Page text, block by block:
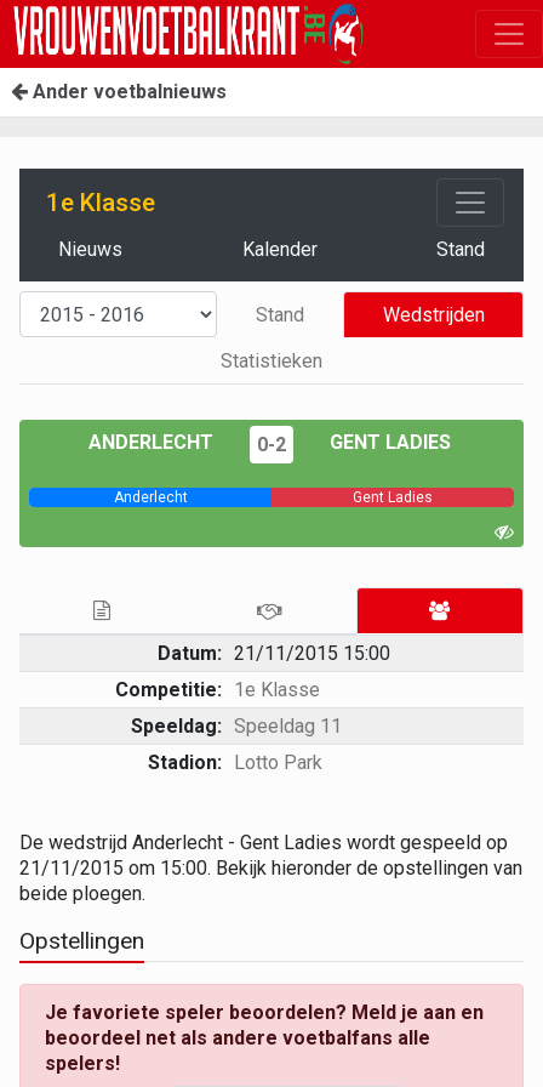
Ander voetbalnieuws
1e Klasse
Nieuws Kalender Stand
Stand
Wedstrijden
Statistieken
ANDERLECHT 0-2 GENT LADIES
Anderlecht Gent Ladies
Datum: 21/11/2015 15:00
Competitie: 1e Klasse
Speeldag: Speeldag 11
Stadion: Lotto Park
De wedstrijd Anderlecht - Gent Ladies wordt gespeeld op
21/11/2015 om 15:00. Bekijk hieronder de opstellingen van
beide ploegen.
Opstellingen
Je favoriete speler beoordelen? Meld je aan en
beoordeel net als andere voetbalfans alle
spelers!